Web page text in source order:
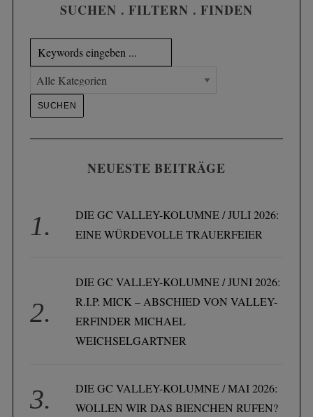
SUCHEN . FILTERN . FINDEN
NEUESTE BEITRÄGE
DIE GC VALLEY-KOLUMNE / JULI 2026:
EINE WÜRDEVOLLE TRAUERFEIER
DIE GC VALLEY-KOLUMNE / JUNI 2026:
R.I.P. MICK – ABSCHIED VON VALLEY-
ERFINDER MICHAEL
WEICHSELGARTNER
DIE GC VALLEY-KOLUMNE / MAI 2026:
WOLLEN WIR DAS BIENCHEN RUFEN?